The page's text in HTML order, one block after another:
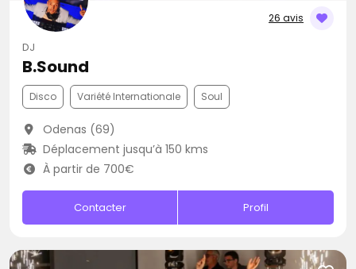
26 avis
DJ
B.Sound
Disco Variété Internationale Soul
Odenas (69)
Déplacement jusqu’à 150 kms
À partir de 700€
Contacter Profil